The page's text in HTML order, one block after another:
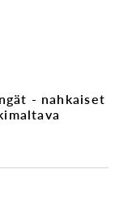
- nahkaiset